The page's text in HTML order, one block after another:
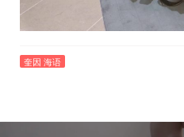
奎因 海语